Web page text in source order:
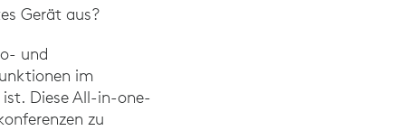
Gerät aus?
und
im
Diese All-in-one-
zu